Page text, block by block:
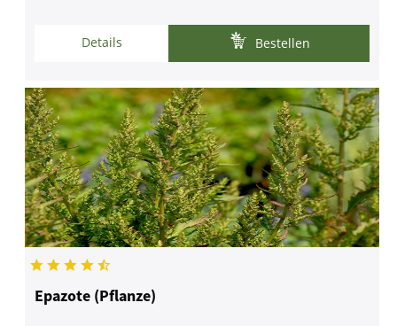
Details Bestellen
Epazote (Pflanze)